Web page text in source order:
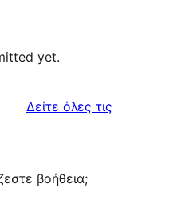
yet.
Δείτε όλες τις
βοήθεια;